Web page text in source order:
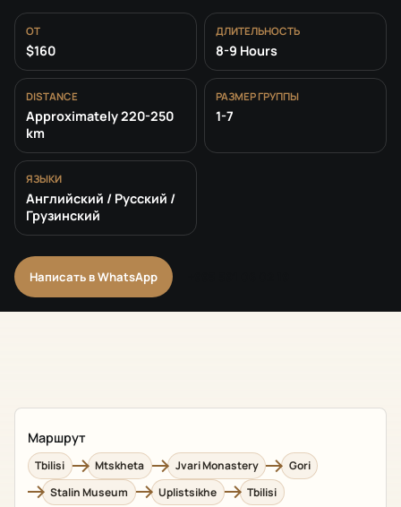
ОТ
$160
ДЛИТЕЛЬНОСТЬ
8-9 Hours
DISTANCE
Approximately 220-250
km
РАЗМЕР ГРУППЫ
1-7
ЯЗЫКИ
Английский / Русский /
Грузинский
Написать в WhatsApp
Маршрут
Tbilisi Mtskheta Jvari Monastery
Gori
Stalin Museum
Uplistsikhe Tbilisi